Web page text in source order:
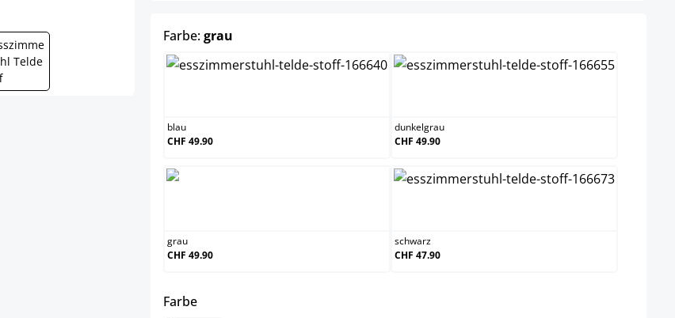
Farbe:grau
blau
CHF 49.90
dunkelgrau
CHF 49.90
grau
CHF 49.90
schwarz
CHF 47.90
Farbeauswählen